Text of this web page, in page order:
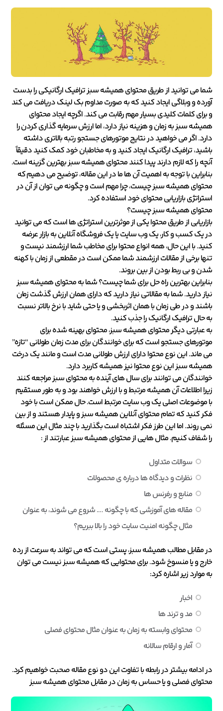
شما می توانید از طریق محتوای همیشه سبز ترافیک ارگانیکی را بدست
آورده و وبلاگی ایجاد کنید که به صورت مداوم بک لینک دریافت می کند
و برای کلمات کلیدی بسیار مهم رقابت می کند. اگرچه ایجاد محتوای
همیشه سبز به زمان و هزینه نیاز دارد، اما ارزش سرمایه گذاری کردن را
دارد. اگر می خواهید در نتایج موتورهای جستجو رتبه بالاتری داشته
باشید، ترافیک ارگانیک ایجاد کنید و به مخاطبان خود کمک کنید دقیقاً
آنچه را که لازم دارند پیدا کنند محتوای همیشه سبز بهترین گزینه است.
بنابراین با توجه به اهمیت آن ها ما در این مقاله، توضیح می دهیم که
محتوای همیشه سبز چیست، چرا مهم است و چگونه می توان از آن در
استراتژی بازاریابی محتوای خود استفاده کرد.
محتوای همیشه سبز چیست؟
بازاریابی از طریق محتوا یکی از موثرترین استراتژی ها است که می توانید
در یک کسب و کار، یک وب سایت یا یک فروشگاه آنلاین به بازار عرضه
کنید. با این حال، همه انواع محتوا برای مخاطب شما ارزشمند نیست و
تنها برخی از مقالات ارزشمند شما ممکن است در مقطعی از زمان با کهنه
شدن و بی ربط بودن از بین بروند.
بنابراین بهترین راه حل برای شما چیست؟ شما به محتوای همیشه سبز
نیاز دارید. شما به مقالاتی نیاز دارید که دارای همان ارزش گذشت زمان
باشند و در طی زمان با همان اثربخشی و یا حتی شاید با نرخ بالاتر نسبت
به حال ترافیک ارگانیک را جذب کنید.
به عبارتی دیگر محتوای همیشه سبز، محتوای بهینه شده برای
موتورهای جستجو است که برای خوانندگان برای مدت زمان طولانی “تازه”
می ماند. این نوع محتوا دارای ارزش طولانی مدت است و مانند یک درخت
همیشه سبز این نوع محتوا نیز همیشه کاربرد دارد.
خوانندگان می توانند برای سال های آینده به محتوای سبز مراجعه کنند
زیرا اطلاعات آن همیشه مرتبط و با ارزش خواهند بود و به طور مستقیم
با موضوعات اصلی یک وب سایت مرتبط است. حال ممکن است با خود
فکر کنید که تمام محتوای آنلاین همیشه سبز و پایدار هستند و از بین
نمی روند. اما این طرز فکر اشتباه است بگذارید با چند مثال این مسئله
را شفاف کنیم. مثال هایی از محتوای همیشه سبز عبارتند از :
سوالات متداول
نظرات و دیدگاه ها درباره ی محصولات
منابع و رفرنس ها
مقاله های آموزشی که با چگونه …. شروع می شوند، به عنوان
مثال چگونه امنیت سایت خود را بالا ببریم؟
در مقابل مطالب همیشه سبز، پستی است که می تواند به سرعت از رده
خارج و یا منسوخ شود. برای محتوایی که همیشه سبز نیست می توان
به موارد زیر اشاره کرد:
اخبار
مد و ترند ها
محتوای وابسته به زمان به عنوان مثال محتوای فصلی
آمار و ارقام سالانه
در ادامه بیشتر در رابطه با تفاوت این دو نوع مقاله صحبت خواهیم کرد.
محتوای فصلی و یا حساس به زمان در مقابل محتوای همیشه سبز